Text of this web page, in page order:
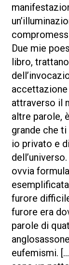
Due mie
libro,
accettazione
attraverso il
altre parole,
grande che
io privato e
ovvia
furore
furore era
parole di
eufemismi.